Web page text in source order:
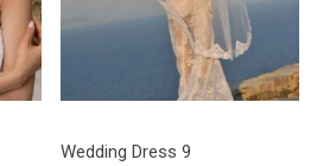
Wedding Dress 9